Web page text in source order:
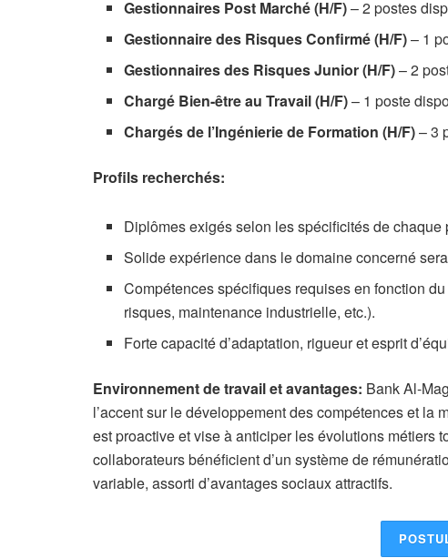
Gestionnaires Post Marché (H/F)– 2 postes
Gestionnaire des Risques Confirmé (H/F)– 1
Gestionnaires des Risques Junior (H/F)– 2
Chargé Bien-être au Travail (H/F)– 1 poste
Chargés de l’Ingénierie de Formation (H/F)– 3
Profils recherchés:
Diplômes exigés selon les spécificités de chaque
Solide expérience dans le domaine concerné
Compétences spécifiques requises en fonction
risques, maintenance industrielle, etc.).
Forte capacité d’adaptation, rigueur et esprit
Environnement de travail et avantages: Bank Al-
l’accent sur le développement des compétences et
est proactive et vise à anticiper les évolutions métiers
collaborateurs bénéficient d’un système de
variable, assorti d’avantages sociaux attractifs.